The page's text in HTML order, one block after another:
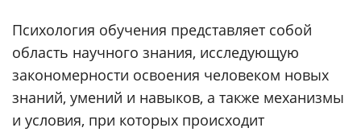
Психология обучения представляет собой
область научного знания, исследующую
закономерности освоения человеком новых
знаний, умений и навыков, а также механизмы
и условия, при которых происходит